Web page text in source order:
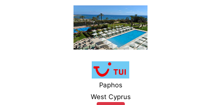
Paphos
West Cyprus